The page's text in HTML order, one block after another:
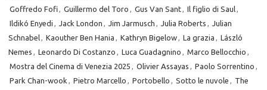
Goffredo Fofi, Guillermo del Toro , Gus Van Sant, Il figlio di Saul,
Ildikó Enyedi , Jack London , Jim Jarmusch , Julia Roberts , Julian
Schnabel, Kaouther Ben Hania , Kathryn Bigelow, La grazia , László
Nemes , Leonardo Di Costanzo , Luca Guadagnino , Marco Bellocchio ,
Mostra del Cinema di Venezia 2025 , Olivier Assayas , Paolo Sorrentino ,
Park Chan-wook , Pietro Marcello , Portobello , Sotto le nuvole , The